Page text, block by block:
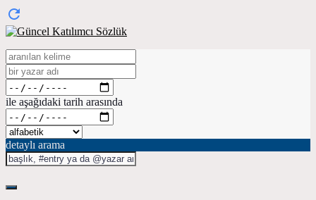
ile aşağıdaki tarih arasında
detaylı arama